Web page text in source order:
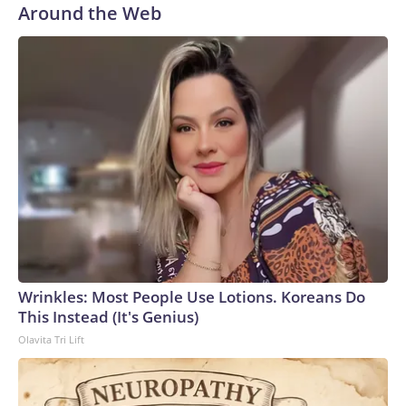
mountain of evidence suggesting the virus originated in the
lab.”But if saying different things privately and publicly
about Covid and failing to heed the evidence you’ve
received is such a stark offense, Paul might want to have a
gander at Trump’s track record.Back in September 2020,
Bob Woodward reported that Trump had done much the
same thing early in the pandemic. CNN’s timeline from back
then lays it bare.Trump told Woodward on February 7,
2020, that Covid was “more deadly than even your
strenuous flus.” But later that month, he likened the virus to
the flu and even said the flu had a higher fatality rate, adding
that “the risk to the American people remains very
low.”Trump went on to acknowledge on March 19 that he
had decided to minimize the virus in his public comments.“I
wanted to always play it down,” he said. “I still like playing it
book also detailed some massive warning signs Trump
received from his aides very early on, even as he would go on
Around the Web
Wrinkles: Most People Use Lotions. Koreans Do
This Instead (It's Genius)
Olavita Tri Lift